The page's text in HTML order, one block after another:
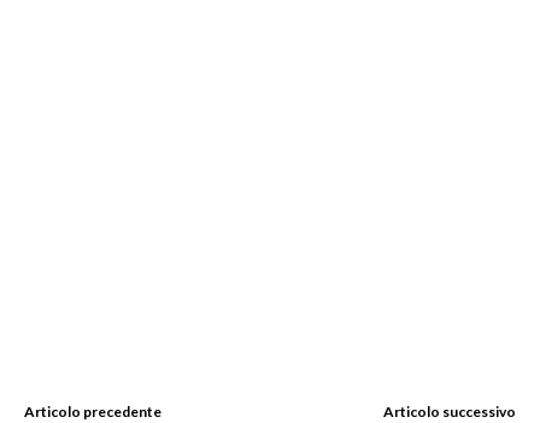
Articolo precedente Articolo successivo